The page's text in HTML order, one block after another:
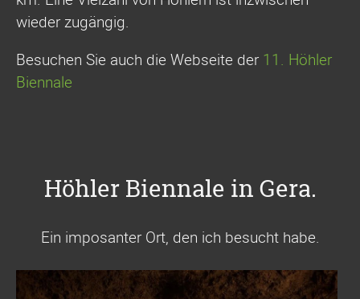
wieder zugängig.
Besuchen Sie auch die Webseite der 11. Höhler
Biennale
Höhler Biennale in Gera.
Ein imposanter Ort, den ich besucht habe.